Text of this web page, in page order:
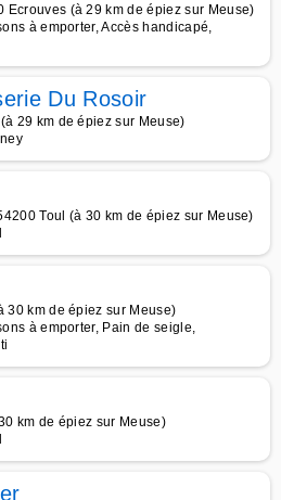
Ecrouves (à 29 km de épiez sur Meuse)
à emporter, Accès handicapé,
Du Rosoir
29 km de épiez sur Meuse)
Toul (à 30 km de épiez sur Meuse)
30 km de épiez sur Meuse)
à emporter, Pain de seigle,
km de épiez sur Meuse)